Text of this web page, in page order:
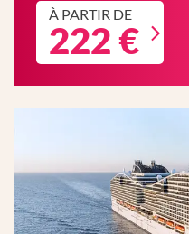
À PARTIR DE
222 €